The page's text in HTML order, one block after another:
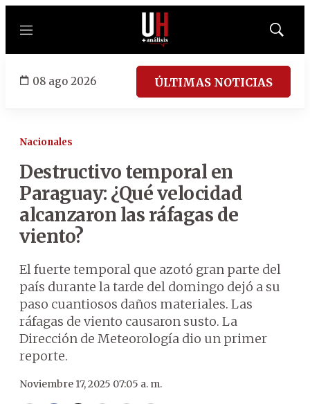
Menú
Mostrar
08 ago 2026 ÚLTIMAS NOTICIAS
Nacionales
Destructivo temporal en
Paraguay: ¿Qué velocidad
alcanzaron las ráfagas de
viento?
El fuerte temporal que azotó gran parte del
país durante la tarde del domingo dejó a su
paso cuantiosos daños materiales. Las
ráfagas de viento causaron susto. La
Dirección de Meteorología dio un primer
reporte.
Noviembre 17, 2025 07:05 a. m.